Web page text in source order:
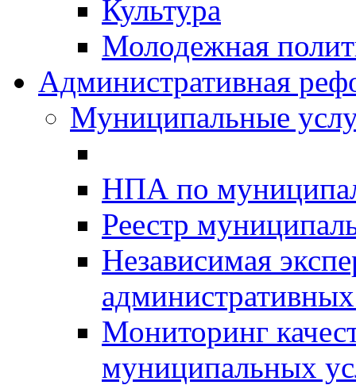
Культура
Молодежная
Административная
Муниципальные
НПА по
Реестр
Независимая
Мониторинг
муниципальных